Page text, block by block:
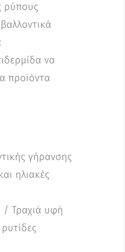
ρύπους
να
προϊόντα
γήρανσης
ηλιακές
/ Τραχιά υφή